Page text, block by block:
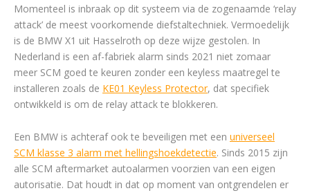
Momenteel is inbraak op dit systeem via de zogenaamde ‘relay
attack’ de meest voorkomende diefstaltechniek. Vermoedelijk
is de BMW X1 uit Hasselroth op deze wijze gestolen. In
Nederland is een af-fabriek alarm sinds 2021 niet zomaar
meer SCM goed te keuren zonder een keyless maatregel te
installeren zoals de KE01 Keyless Protector, dat specifiek
ontwikkeld is om de relay attack te blokkeren.
Een BMW is achteraf ook te beveiligen met een universeel
SCM klasse 3 alarm met hellingshoekdetectie. Sinds 2015 zijn
alle SCM aftermarket autoalarmen voorzien van een eigen
autorisatie. Dat houdt in dat op moment van ontgrendelen er